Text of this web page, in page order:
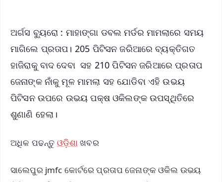
ଅର୍ଗସ ବ୍ୟୁରୋ : ମାହାଙ୍ଗା ଡବଲ ମର୍ଡର ମାମଲାରେ ସମୟ
ମାଗିଲେ ପ୍ରତାପ। 205 ପିଟିସନ ଜରିଆରେ ବ୍ୟକ୍ତିଗତ
ହାଜିରାକୁ ବାଦ ଦେବା ସହ 210 ପିଟିସନ ଜରିଆରେ ପ୍ରତାପ
ଜେନାଙ୍କ ନାଁକୁ ମୂଳ ମାମଲା ସହ ଯୋଡିବା ଏହି ଉଭୟ
ପିଟିସନ ଉପରେ ଉଭୟ ପକ୍ଷ ଓକିଲଙ୍କ ଉପସ୍ଥିତିରେ
ଶୁଣାଣି ହେଲା।
ଅଧିକ ପଢନ୍ତୁ ଓଡ଼ିଶା ଖବର
ସାଲେପୁର jmfc କୋର୍ଟରେ ପ୍ରତାପ ଜେନାଙ୍କ ଓକିଲ ଉଭୟ